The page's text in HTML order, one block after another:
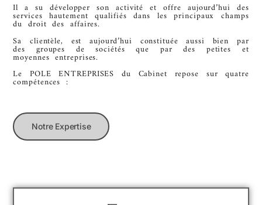
Il a su développer son activité et offre aujourd’hui des
services hautement qualifiés dans les principaux champs
du droit des affaires.
Sa clientèle, est aujourd’hui constituée aussi bien par
des groupes de sociétés que par des petites et
moyennes entreprises.
Le POLE ENTREPRISES du Cabinet repose sur quatre
compétences :
Notre Expertise